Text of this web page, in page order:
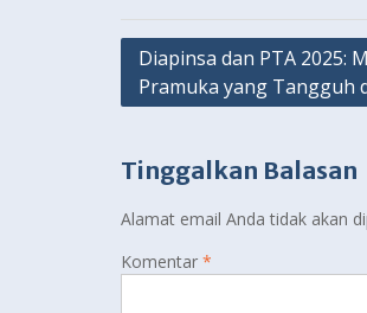
Navigasi
pos
Diapinsa dan PTA 2025:
Pramuka yang Tangguh
Tinggalkan Balasan
Alamat email Anda tidak akan
Komentar *